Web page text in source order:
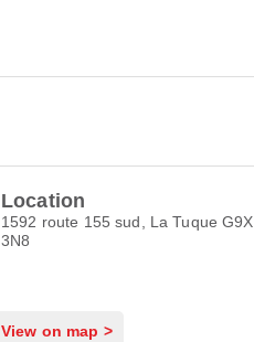
Location
1592 route 155 sud, La Tuque G9X
3N8
View on map >